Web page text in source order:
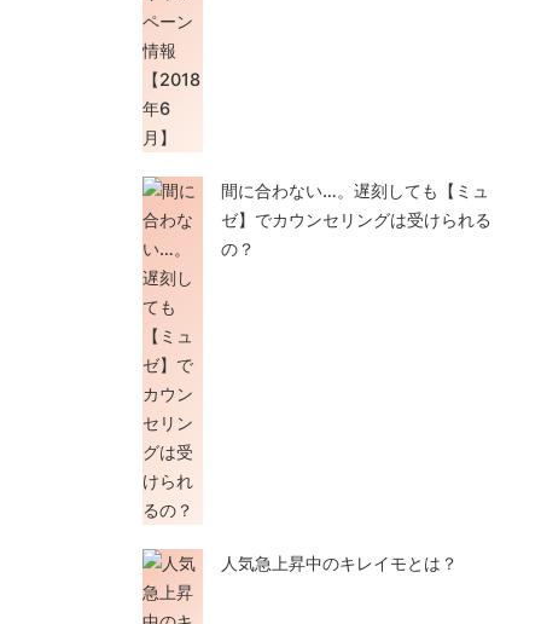
間に合わない…。遅刻しても【ミュ
ゼ】でカウンセリングは受けられる
の？
人気急上昇中のキレイモとは？